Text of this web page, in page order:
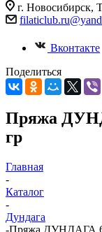
г. Новосибирск,
Вконтакте
Поделиться
Пряжа
гр
Главная
-
Каталог
-
Дундага
-Пряжа ДУНДАГА 6/